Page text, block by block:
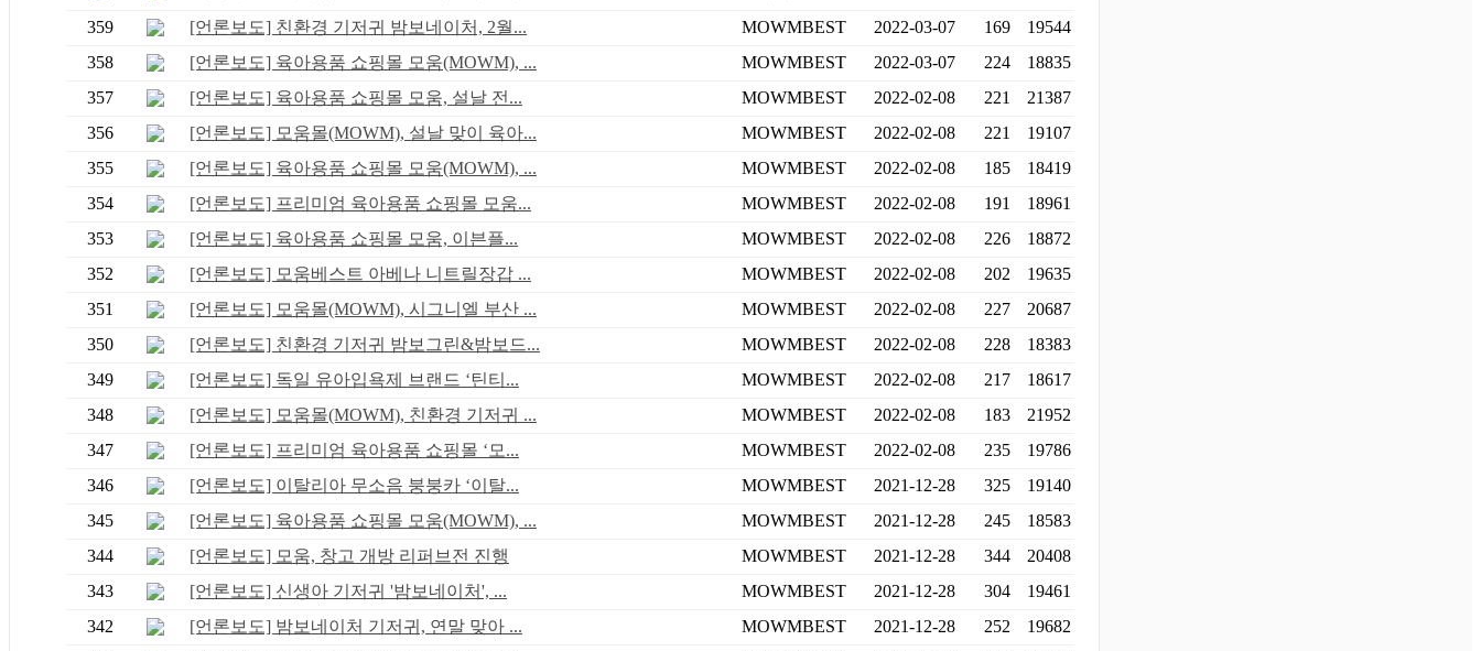
359
[언론보도] 친환경 기저귀 밤보네이처, 2월... MOWMBEST 2022-03-07 169
19544
358
[언론보도] 육아용품 쇼핑몰 모움(MOWM), ... MOWMBEST 2022-03-07 224
18835
357
[언론보도] 육아용품 쇼핑몰 모움, 설날 전... MOWMBEST 2022-02-08 221
21387
356
[언론보도] 모움몰(MOWM), 설날 맞이 육아... MOWMBEST 2022-02-08 221
19107
355
[언론보도] 육아용품 쇼핑몰 모움(MOWM), ... MOWMBEST 2022-02-08 185
18419
354
[언론보도] 프리미엄 육아용품 쇼핑몰 모움... MOWMBEST 2022-02-08 191
18961
353
[언론보도] 육아용품 쇼핑몰 모움, 이븐플... MOWMBEST 2022-02-08 226
18872
352
[언론보도] 모움베스트 아베나 니트릴장갑 ... MOWMBEST 2022-02-08 202
19635
351
[언론보도] 모움몰(MOWM), 시그니엘 부산 ... MOWMBEST 2022-02-08 227
20687
350
[언론보도] 친환경 기저귀 밤보그린&밤보드... MOWMBEST 2022-02-08 228
18383
349
[언론보도] 독일 유아입욕제 브랜드 ‘틴티... MOWMBEST 2022-02-08 217
18617
348
[언론보도] 모움몰(MOWM), 친환경 기저귀 ... MOWMBEST 2022-02-08 183
21952
347
[언론보도] 프리미엄 육아용품 쇼핑몰 ‘모... MOWMBEST 2022-02-08 235
19786
346
[언론보도] 이탈리아 무소음 붕붕카 ‘이탈... MOWMBEST 2021-12-28 325
19140
345
[언론보도] 육아용품 쇼핑몰 모움(MOWM), ... MOWMBEST 2021-12-28 245
18583
344
[언론보도] 모움, 창고 개방 리퍼브전 진행 MOWMBEST 2021-12-28 344
20408
343
[언론보도] 신생아 기저귀 '밤보네이처', ... MOWMBEST 2021-12-28 304
19461
342
[언론보도] 밤보네이처 기저귀, 연말 맞아 ... MOWMBEST 2021-12-28 252
19682